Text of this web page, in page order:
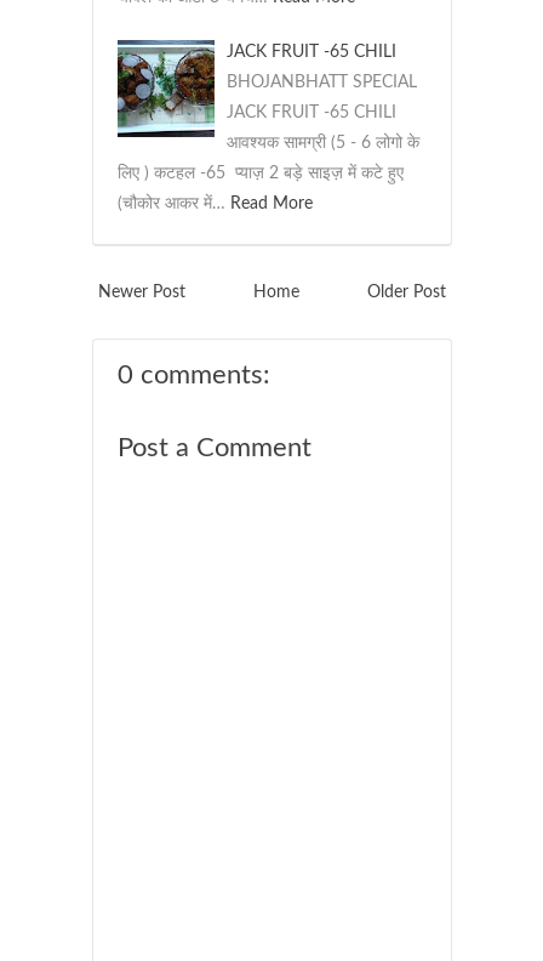
JACK FRUIT -65 CHILI
BHOJANBHATT SPECIAL
JACK FRUIT -65 CHILI
आवश्यक सामग्री (5 - 6 लोगो के
लिए ) कटहल -65 प्याज़ 2 बड़े साइज़ में कटे हुए
(चौकोर आकर में… Read More
Newer Post Older Post
Home
0 comments:
Post a Comment